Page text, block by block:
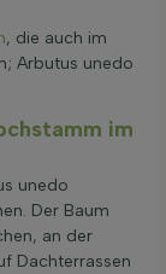
, die auch im
Arbutus unedo
im
unedo
Der Baum
an der
Dachterrassen